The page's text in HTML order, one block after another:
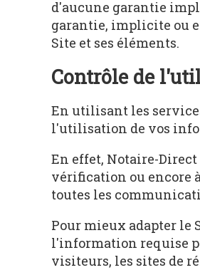
d'aucune garantie
garantie, implicite ou
Site et ses éléments.
Contrôle de
En utilisant les
l'utilisation de vos
En effet, Notaire-
vérification ou encore
toutes les
Pour mieux adapter le
l'information requise
visiteurs, les sites de